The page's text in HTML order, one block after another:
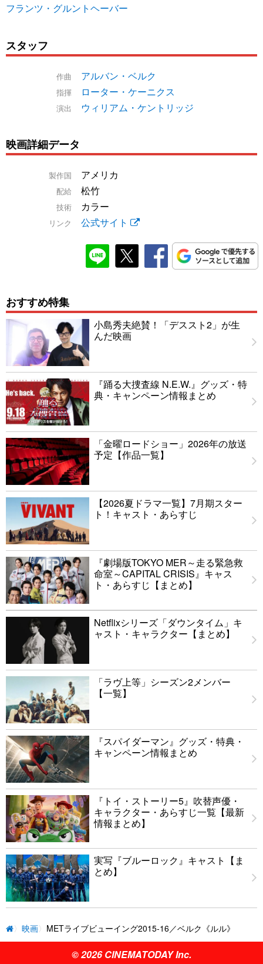
フランツ・グルントヘーバー
スタッフ
作曲 アルバン・ベルク
指揮 ローター・ケーニクス
演出 ウィリアム・ケントリッジ
映画詳細データ
製作国 アメリカ
配給 松竹
技術 カラー
リンク 公式サイト
おすすめ特集
小島秀夫絶賛！「デススト2」が生
んだ映画
『踊る大捜査線 N.E.W.』グッズ・特
典・キャンペーン情報まとめ
「金曜ロードショー」2026年の放送
予定【作品一覧】
【2026夏ドラマ一覧】7月期スター
ト！キャスト・あらすじ
『劇場版TOKYO MER～走る緊急救
命室～CAPITAL CRISIS』キャス
ト・あらすじ【まとめ】
Netflixシリーズ「ダウンタイム」キ
ャスト・キャラクター【まとめ】
「ラヴ上等」シーズン2メンバー
【一覧】
『スパイダーマン』グッズ・特典・
キャンペーン情報まとめ
『トイ・ストーリー5』吹替声優・
キャラクター・あらすじ一覧【最新
情報まとめ】
実写『ブルーロック』キャスト【ま
とめ】
映画 METライブビューイング2015-16／ベルク《ルル》
© 2026 CINEMATODAY Inc.